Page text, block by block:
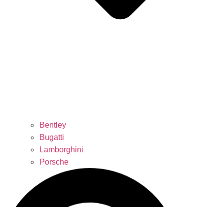
Bentley
Bugatti
Lamborghini
Porsche